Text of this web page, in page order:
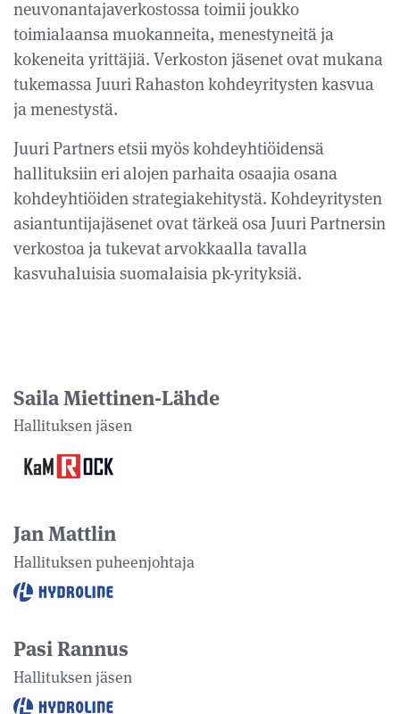
neuvonantajaverkostossa toimii joukko
toimialaansa muokanneita, menestyneitä ja
kokeneita yrittäjiä. Verkoston jäsenet ovat mukana
tukemassa Juuri Rahaston kohdeyritysten kasvua
ja menestystä.
Juuri Partners etsii myös kohdeyhtiöidensä
hallituksiin eri alojen parhaita osaajia osana
kohdeyhtiöiden strategiakehitystä. Kohdeyritysten
asiantuntijajäsenet ovat tärkeä osa Juuri Partnersin
verkostoa ja tukevat arvokkaalla tavalla
kasvuhaluisia suomalaisia pk-yrityksiä.
Saila Miettinen-Lähde
Hallituksen jäsen
Jan Mattlin
Hallituksen puheenjohtaja
Pasi Rannus
Hallituksen jäsen